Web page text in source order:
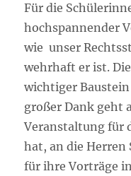
Für die
hochspannender
wie unser
wehrhaft er ist.
wichtiger
großer Dank geht
Veranstaltung für
hat, an die Herren
für ihre Vorträge